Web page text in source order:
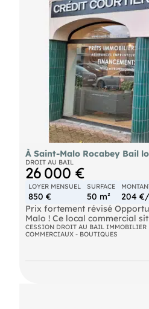
parfaitement adaptée à une
de détail. Au sous-sol, deux
complètent l'ensemble et
capacités de stockage. Un
également à disposition. Le
à 1 150 €, non assujetti à la
consulter.
À Saint-Malo Rocabey Bail
DROIT AU BAIL
26 000 €
LOYER MENSUEL
850 €
SURFACE
50 m²
204
Prix fortement révisé
Malo ! Ce local commercial
recherché de Rocabey
opportunité d'installation à
=>Emplacement : Avenue
(2,50 m) Quartier dynamique
50 m² RDC 1 espace accueil
CESSION DROIT AU BAIL IMMOBILIER
COMMERCIAUX - BOUTIQUES